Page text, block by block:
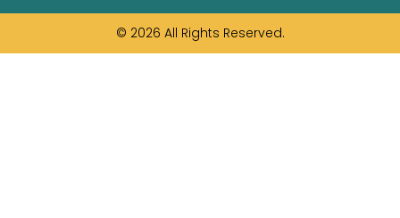
© 2026 All Rights Reserved.